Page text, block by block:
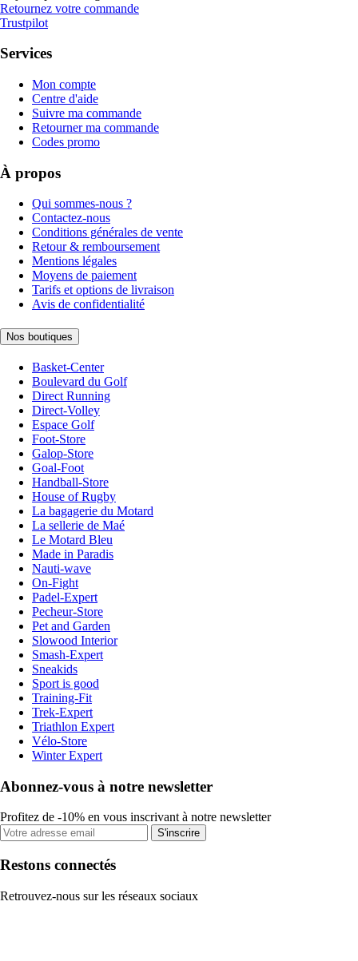
Retournez votre commande
Trustpilot
Services
Mon compte
Centre d'aide
Suivre ma commande
Retourner ma commande
Codes promo
À propos
Qui sommes-nous ?
Contactez-nous
Conditions générales de vente
Retour & remboursement
Mentions légales
Moyens de paiement
Tarifs et options de livraison
Avis de confidentialité
Nos boutiques
Basket-Center
Boulevard du Golf
Direct Running
Direct-Volley
Espace Golf
Foot-Store
Galop-Store
Goal-Foot
Handball-Store
House of Rugby
La bagagerie du Motard
La sellerie de Maé
Le Motard Bleu
Made in Paradis
Nauti-wave
On-Fight
Padel-Expert
Pecheur-Store
Pet and Garden
Slowood Interior
Smash-Expert
Sneakids
Sport is good
Training-Fit
Trek-Expert
Triathlon Expert
Vélo-Store
Winter Expert
Abonnez-vous à notre newsletter
Profitez de -10% en vous inscrivant à notre newsletter
S'inscrire
Restons connectés
Retrouvez-nous sur les réseaux sociaux